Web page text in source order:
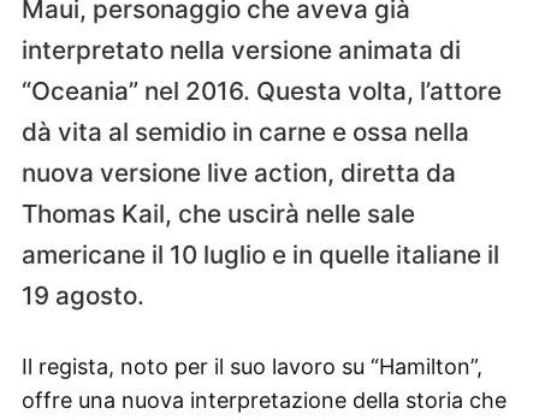
Maui, personaggio che aveva già
interpretato nella versione animata di
“Oceania” nel 2016. Questa volta, l’attore
dà vita al semidio in carne e ossa nella
nuova versione live action, diretta da
Thomas Kail, che uscirà nelle sale
americane il 10 luglio e in quelle italiane il
19 agosto.
Il regista, noto per il suo lavoro su “Hamilton”,
offre una nuova interpretazione della storia che